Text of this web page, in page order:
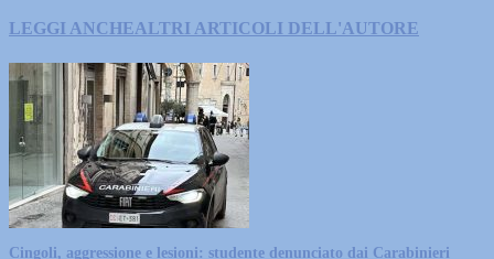
LEGGI ANCHEALTRI ARTICOLI DELL'AUTORE
Cingoli, aggressione e lesioni: studente denunciato dai Carabinieri